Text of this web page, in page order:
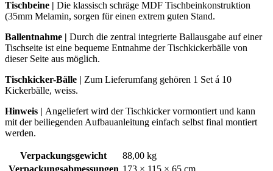
Tischbeine | Die klassisch schräge MDF Tischbeinkonstruktion
(35mm Melamin, sorgen für einen extrem guten Stand.
Ballentnahme | Durch die zentral integrierte Ballausgabe auf einer
Tischseite ist eine bequeme Entnahme der Tischkickerbälle von
dieser Seite aus möglich.
Tischkicker-Bälle | Zum Lieferumfang gehören 1 Set á 10
Kickerbälle, weiss.
Hinweis | Angeliefert wird der Tischkicker vormontiert und kann
mit der beiliegenden Aufbauanleitung einfach selbst final montiert
werden.
Verpackungsgewicht
88,00 kg
Verpackungsabmessungen 173 × 115 × 65 cm